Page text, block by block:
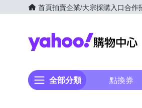
首頁拍賣企業/大宗採購入口合作
全部分類 點換券